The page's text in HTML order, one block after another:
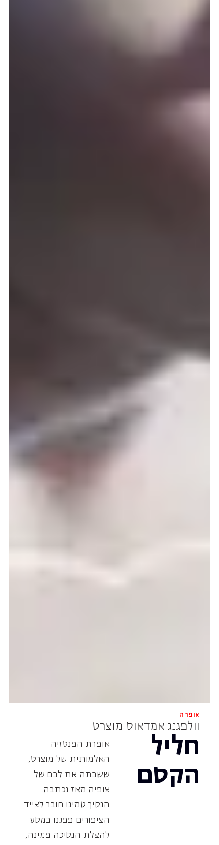
אופרה
וולפגנג אמדאוס מוצרט
חליל
הקסם
אופרת הפנטזיה
האלמותית של מוצרט,
ששבתה את לבם של
צופיה מאז נכתבה.
הנסיך טמינו חובר לצייד
הציפורים פפגנו במסע
להצלת הנסיכה פמינה,